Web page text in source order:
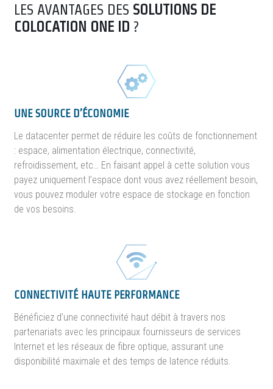
LES AVANTAGES DES SOLUTIONS DE
COLOCATION ONE ID ?
UNE SOURCE D’ÉCONOMIE
Le datacenter permet de réduire les coûts de fonctionnement
: espace, alimentation électrique, connectivité,
refroidissement, etc… En faisant appel à cette solution vous
payez uniquement l’espace dont vous avez réellement besoin,
vous pouvez moduler votre espace de stockage en fonction
de vos besoins.
CONNECTIVITÉ HAUTE PERFORMANCE
Bénéficiez d’une connectivité haut débit à travers nos
partenariats avec les principaux fournisseurs de services
Internet et les réseaux de fibre optique, assurant une
disponibilité maximale et des temps de latence réduits.